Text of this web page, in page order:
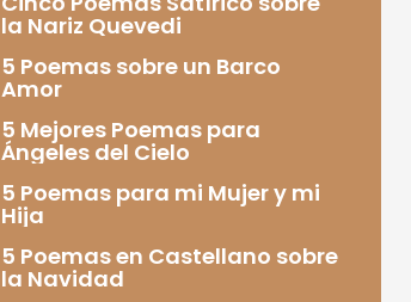
la Nariz Quevedi
5 Poemas sobre un Barco
Amor
5 Mejores Poemas para
Ángeles del Cielo
5 Poemas para mi Mujer y mi
Hija
5 Poemas en Castellano sobre
la Navidad